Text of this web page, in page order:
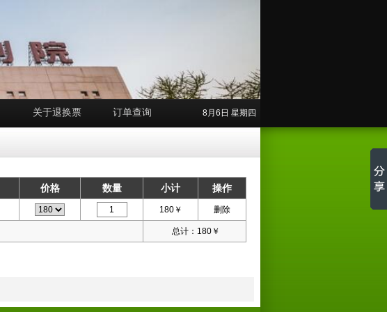
关于退换票 订单查询 8月6日 星期四
价格 数量 小计 操作
180￥ 删除
总计： 180￥